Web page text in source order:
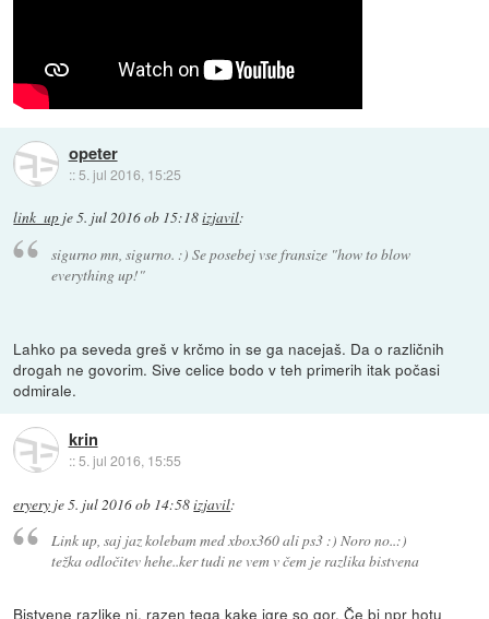
opeter
:: 5. jul 2016, 15:25
link_up je5. jul 2016 ob 15:18izjavil:
sigurno mn, sigurno. :) Se posebej vse fransize "how to blow
everything up!"
Lahko pa seveda greš v krčmo in se ga nacejaš. Da o različnih
drogah ne govorim. Sive celice bodo v teh primerih itak počasi
odmirale.
krin
::5. jul 2016, 15:55
eryery je5. jul 2016 ob 14:58izjavil:
Link up, saj jaz kolebam med xbox360 ali ps3 :) Noro no..:)
težka odločitev hehe..ker tudi ne vem v čem je razlika bistvena
Bistvene razlike ni, razen tega kake igre so gor. Če bi npr hotu